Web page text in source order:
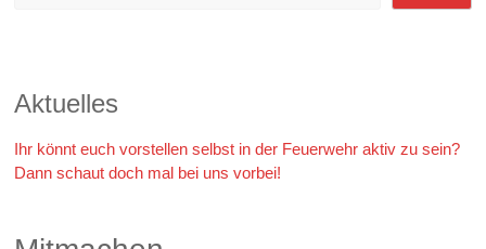
Aktuelles
Ihr könnt euch vorstellen selbst in der Feuerwehr aktiv zu sein?
Dann schaut doch mal bei uns vorbei!